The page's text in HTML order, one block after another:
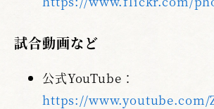
試合動画など
公式YouTube：
https://